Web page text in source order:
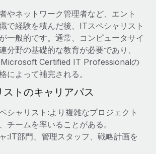
やネットワーク管理者など、エント
で経験を積んだ後、ITスペシャリスト
一般的です。通常、コンピュータサイ
分野の基礎的な教育が必要であり、
Certified IT Professionalの
によって補完される。
トのキャリアパス
シャリスト:より複雑なプロジェクト
チームを率いることがある。
:IT部門、管理スタッフ、戦略計画を